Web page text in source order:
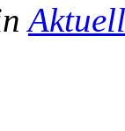
Aktuell